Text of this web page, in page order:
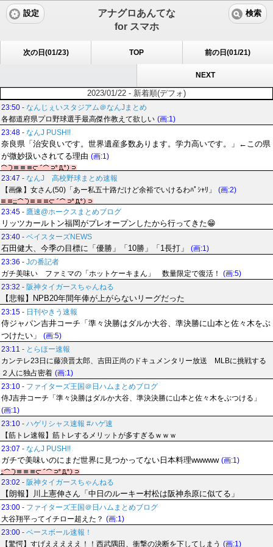
アナグロあんてな
for スマホ
設定 検索
次の日(01/23) TOP 前の日(01/21)
NEXT
2023/01/22 - 新着順(デフォ)
23:50 - なんじぇいスタジアム＠なんJまとめ
各都道府県プロ野球選手最高傑作教えて欲しい (画:1)
23:48 - なんJ PUSH!!
奈良県「治安良いです。世界遺産多数あります。学力高いです。」←この県
が微妙扱いされてる理由 (画:1)
23:47 - なんJ 高校野球まとめ速報
【画像】女さん(50)「あー私五十路だけど余裕でいけるわﾊﾟｼｬﾘ」
(画:2)
23:45 - 鷹速@ホークスまとめブログ
リッツカールトン福岡がプレオープンしたから行ってきた😁
23:40 - ベイスターズNEWS
石田健大、今季の目標に「優勝」「10勝」「1長打」
(画:1)
23:36 - Jの番記者
ガチ美味い ファミマの「ホットケーキまん」 数量限定で復活！
(画:5)
23:32 - 阪神タイガースちゃんねる
【悲報】NPB20年間年俸が上がらないリーグだった
23:15 - 日刊やきう速報
侍ジャパン吉井コーチ「準々決勝はダルか大谷、準決勝に山本と佐々木をぶ
つけたい」
(画:5)
23:11 - とらほー速報
カンテレ23日に藤浪晋太郎、吉田正尚のドキュメンタリー放送 MLBに挑戦する
２人に独占密着 (画:1)
23:10 - ファイターズ王国＠日ハムまとめブログ
侍J吉井コーチ「準々決勝はダルか大谷、準決決勝に山本と佐々木をぶつける」
(画:1)
23:10 - ハゲリシャス速報 #ハゲ速
【筋トレ速報】筋トレするメリットが多すぎるｗｗｗ
23:07 - なんJ PUSH!!
ガチで美味いのにまだ世界に見つかってない日本料理wwwww (画:1)
23:02 - 阪神タイガースちゃんねる
【朗報】川上憲伸さん「中日のルーキー村松は阪神糸原に似てる」
23:00 - ファイターズ王国＠日ハムまとめブログ
大谷翔平ってイチロー超えた？ (画:1)
23:00 - ベースボール速報！
【驚愕】すげえええええ！！西武隅田、衝撃の決断を下してしまう (画:1)